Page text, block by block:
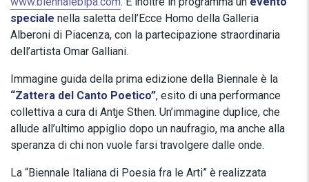
speciale nella saletta dell’Ecce Homo della Galleria
Alberoni di Piacenza, con la partecipazione straordinaria
dell’artista Omar Galliani.
Immagine guida della prima edizione della Biennale è la
“Zattera del Canto Poetico”, esito di una performance
collettiva a cura di Antje Sthen. Un’immagine duplice, che
allude all’ultimo appiglio dopo un naufragio, ma anche alla
speranza di chi non vuole farsi travolgere dalle onde.
La “Biennale Italiana di Poesia fra le Arti” è realizzata